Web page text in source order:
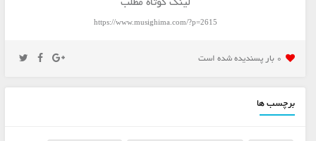
لینک کوتاه مطلب
https://www.musighima.com/?p=2615
0 بار پسنديده شده است
برچسب ها